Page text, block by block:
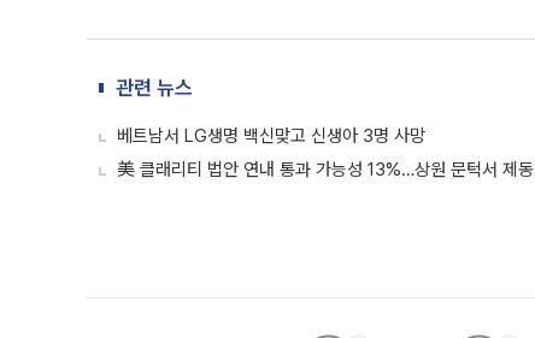
관련 뉴스
베트남서 LG생명 백신맞고 신생아 3명 사망
美 클래리티 법안 연내 통과 가능성 13%…상원 문턱서 제동